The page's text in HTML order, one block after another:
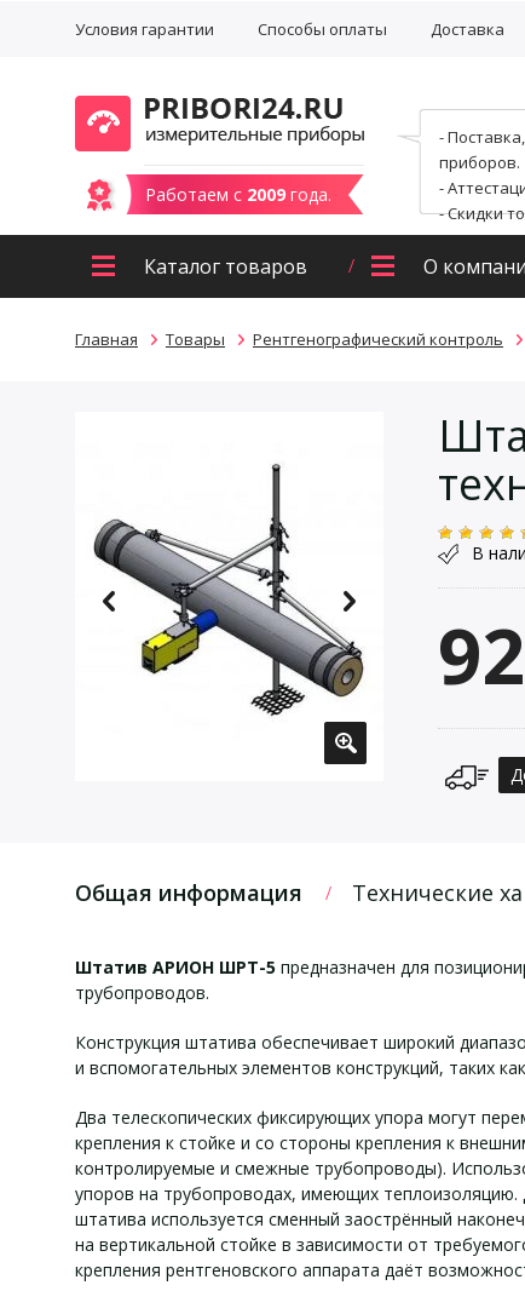
Условия гарантии Способы оплаты Доставка
Работаем с 2009 года.
-
приборов.
-
- Скидки
Каталог товаров О
Главная Товары Рентгенографический контроль
В
Общая информация Технические
Штатив АРИОН ШРТ-5 предназначен для
трубопроводов.
Конструкция штатива обеспечивает широкий
и вспомогательных элементов конструкций, таких
Два телескопических фиксирующих упора могут
крепления к стойке и со стороны крепления к
контролируемые и смежные трубопроводы).
упоров на трубопроводах, имеющих теплоизоляцию.
штатива используется сменный заострённый
на вертикальной стойке в зависимости от
крепления рентгеновского аппарата даёт